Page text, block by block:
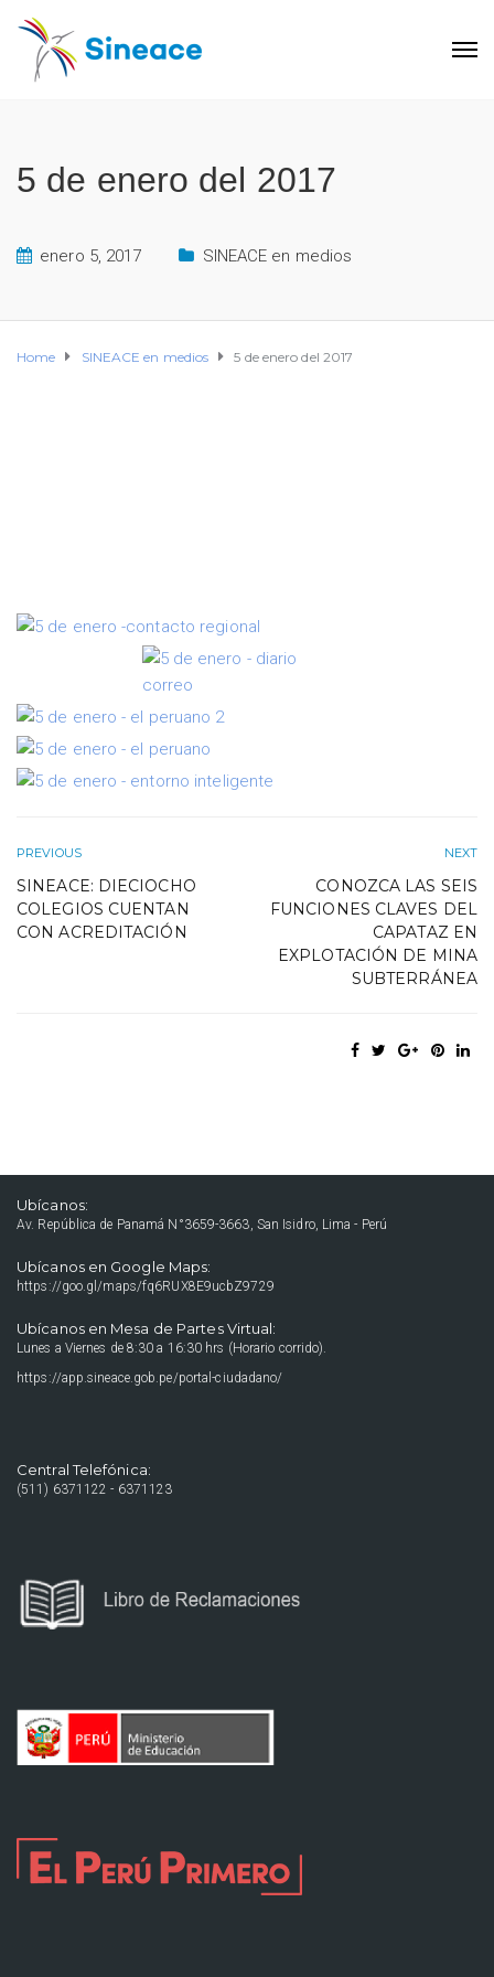
5 de enero del 2017
enero 5, 2017 SINEACE en medios
Home SINEACE en medios 5 de enero del 2017
PREVIOUS
SINEACE: DIECIOCHO
COLEGIOS CUENTAN
CON ACREDITACIÓN
NEXT
CONOZCA LAS SEIS
FUNCIONES CLAVES DEL
CAPATAZ EN
EXPLOTACIÓN DE MINA
SUBTERRÁNEA
Ubícanos:
Av. República de Panamá N°3659-3663, San Isidro, Lima - Perú
Ubícanos en Google Maps:
https://goo.gl/maps/fq6RUX8E9ucbZ9729
Ubícanos en Mesa de Partes Virtual:
Lunes a Viernes de 8:30 a 16:30 hrs (Horario corrido).
https://app.sineace.gob.pe/portal-ciudadano/
Central Telefónica:
(511) 6371122 - 6371123